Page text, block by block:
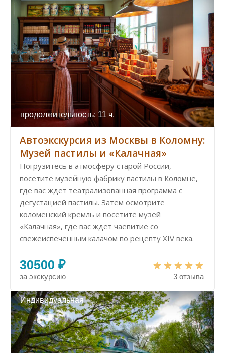
продолжительность: 11 ч.
Автоэкскурсия из Москвы в Коломну:
Музей пастилы и «Калачная»
Погрузитесь в атмосферу старой России,
посетите музейную фабрику пастилы в Коломне,
где вас ждет театрализованная программа с
дегустацией пастилы. Затем осмотрите
коломенский кремль и посетите музей
«Калачная», где вас ждет чаепитие со
свежеиспеченным калачом по рецепту XIV века.
30500 ₽
за экскурсию 3 отзыва
Индивидуальная